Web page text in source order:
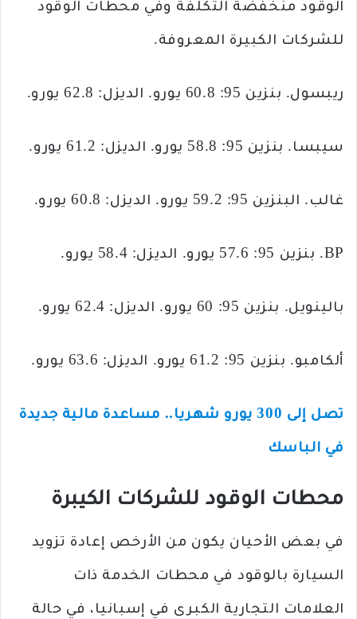
الوقود منخفضة التكلفة وفي محطات الوقود
للشركات الكبيرة المعروفة.
ريبسول. بنزين 95: 60.8 يورو. الديزل: 62.8 يورو.
سيبسا. بنزين 95: 58.8 يورو. الديزل: 61.2 يورو.
غالب. البنزين 95: 59.2 يورو. الديزل: 60.8 يورو.
BP. بنزين 95: 57.6 يورو. الديزل: 58.4 يورو.
بالينويل. بنزين 95: 60 يورو. الديزل: 62.4 يورو.
ألكامبو. بنزين 95: 61.2 يورو. الديزل: 63.6 يورو.
تصل إلى 300 يورو شهريا.. مساعدة مالية جديدة
في الباسك
محطات الوقود للشركات الكيبرة
في بعض الأحيان يكون من الأرخص إعادة تزويد
السيارة بالوقود في محطات الخدمة ذات
العلامات التجارية الكبرى في إسبانيا، في حالة